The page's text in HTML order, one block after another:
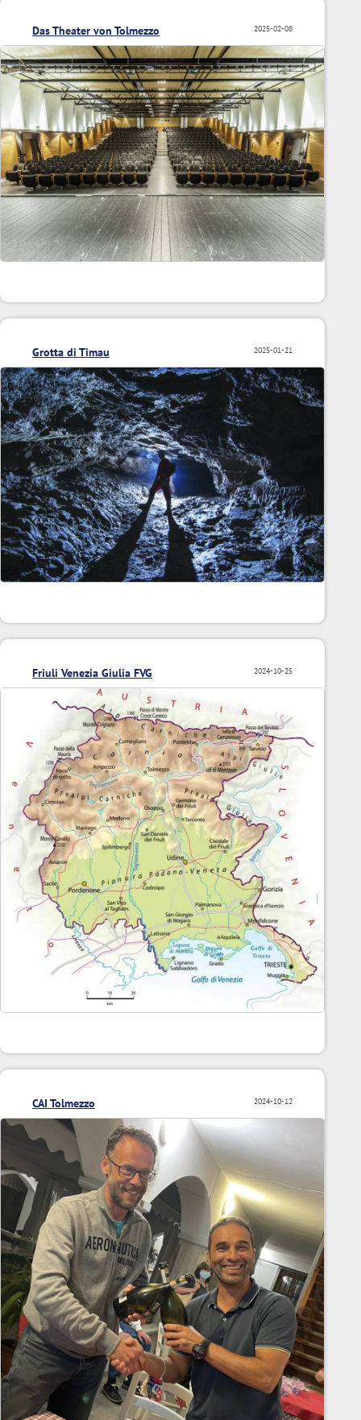
2025-02-08
Das Theater von Tolmezzo
2025-01-21
Grotta di Timau
2024-10-25
Friuli Venezia Giulia FVG
2024-10-12
CAI Tolmezzo